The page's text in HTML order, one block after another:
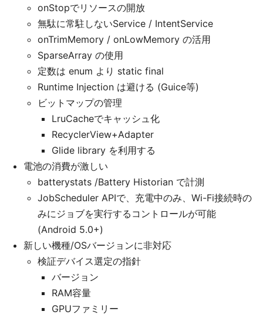
onStopでリソースの開放
無駄に常駐しないService / IntentService
onTrimMemory / onLowMemory の活用
SparseArray の使用
定数は enum より static final
Runtime Injection は避ける (Guice等)
ビットマップの管理
LruCacheでキャッシュ化
RecyclerView+Adapter
Glide library を利用する
電池の消費が激しい
batterystats /Battery Historian で計測
JobScheduler APIで、充電中のみ、Wi-Fi接続時の
みにジョブを実行するコントロールが可能
(Android 5.0+)
新しい機種/OSバージョンに非対応
検証デバイス選定の指針
バージョン
RAM容量
GPUファミリー